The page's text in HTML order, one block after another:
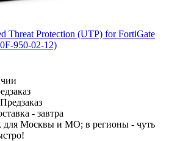
Threat Protection (UTP) for FortiGate
950-02-12)
Предзаказ
- завтра
для Москвы и МО; в регионы - чуть